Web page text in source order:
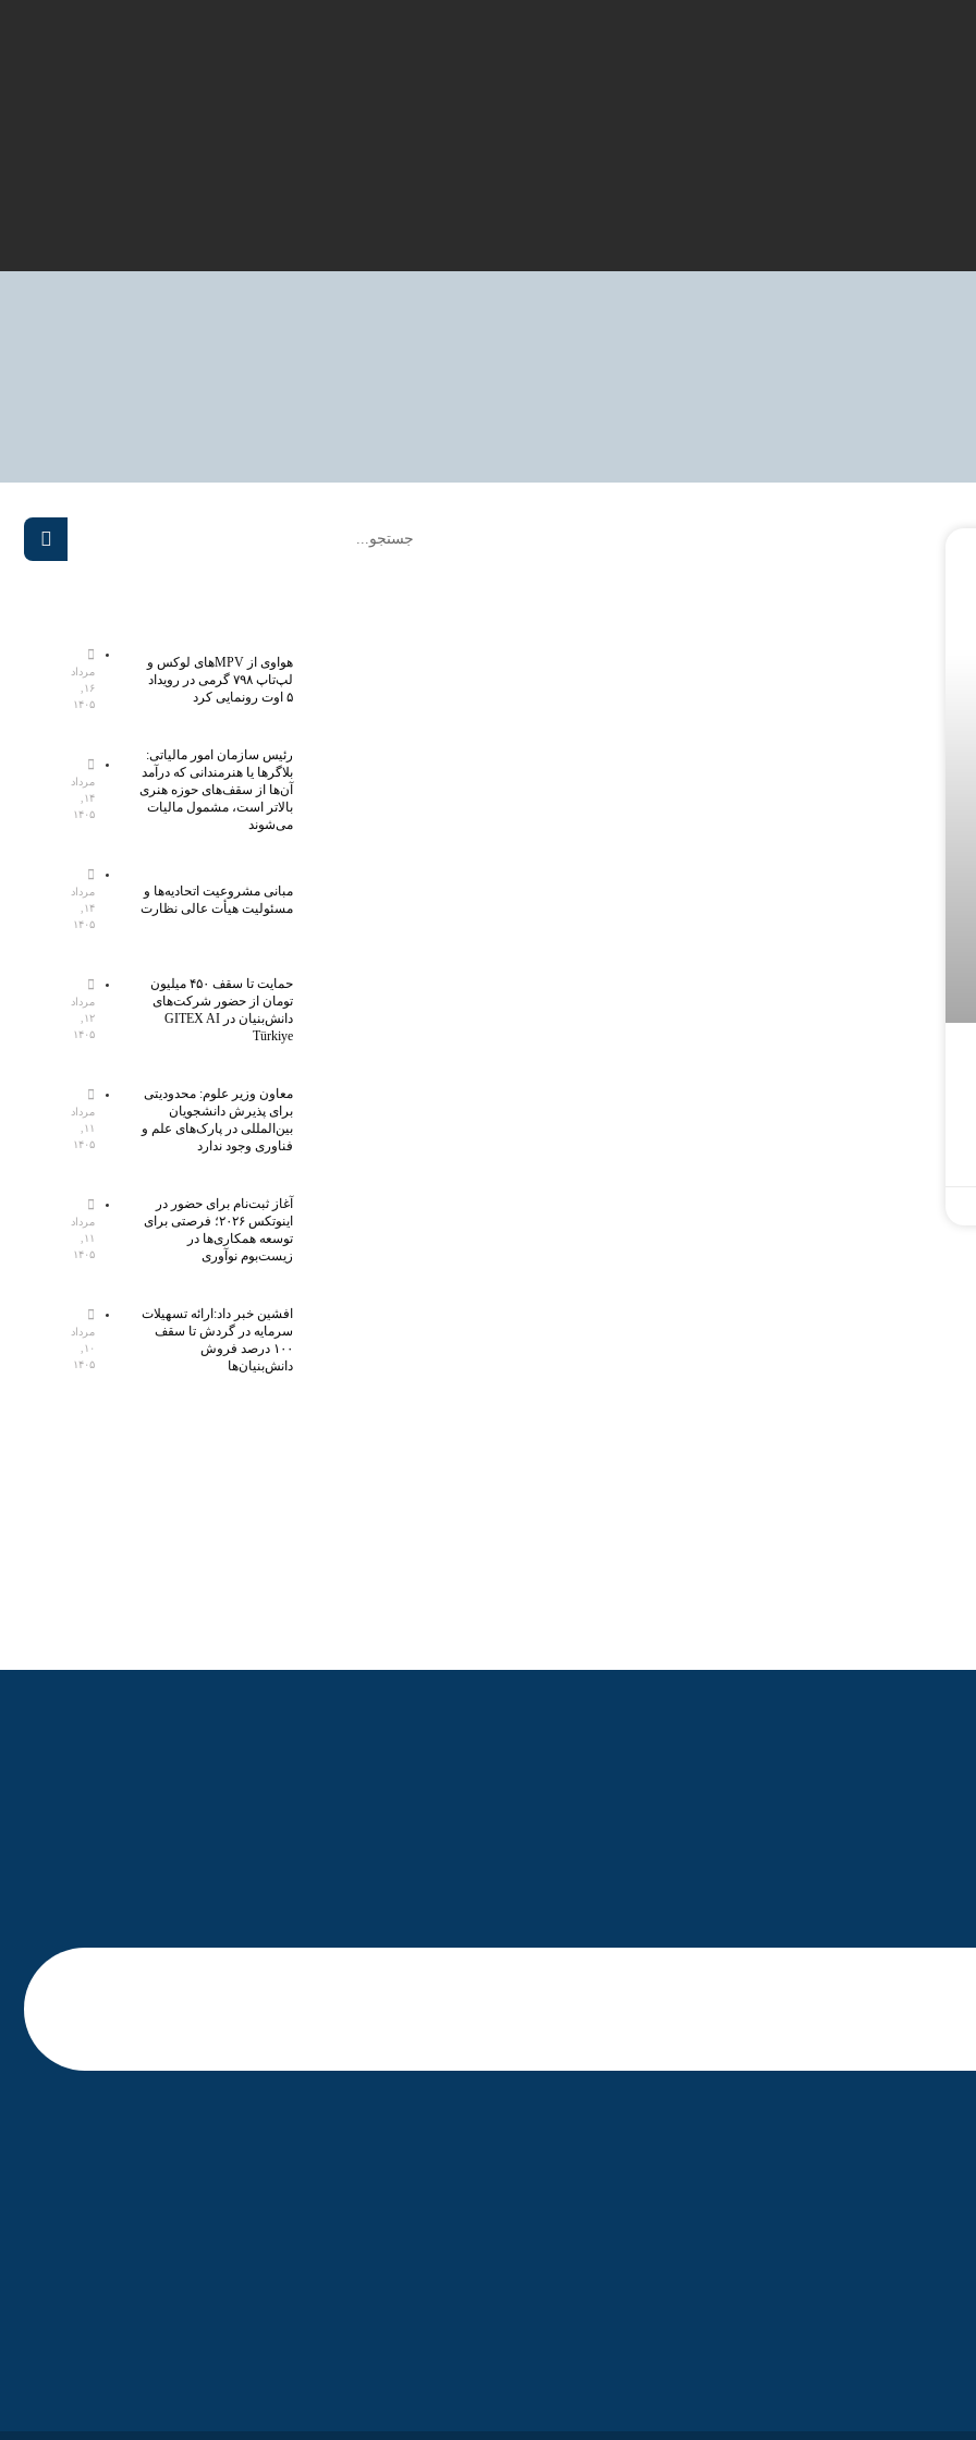
هواوی از MPVهای لوکس و
لپ‌تاپ ۷۹۸ گرمی در رویداد
۵ اوت رونمایی کرد
مرداد
۱۴۰۵
رئیس سازمان امور مالیاتی:
بلاگر‌ها یا هنرمندانی که درآمد
آن‌ها از سقف‌های حوزه هنری
بالاتر است، مشمول مالیات
می‌شوند
مرداد
۱۴۰۵
مبانی مشروعیت اتحادیه‌ها و
مسئولیت هیأت عالی نظارت
مرداد
۱۴۰۵
حمایت تا سقف ۴۵۰ میلیون
تومان از حضور شرکت‌های
دانش‌بنیان در GITEX AI
Türkiye
مرداد
۱۴۰۵
معاون وزیر علوم: محدودیتی
برای پذیرش دانشجویان
بین‌المللی در پارک‌های علم و
فناوری وجود ندارد
مرداد
۱۴۰۵
آغاز ثبت‌نام برای حضور در
اینوتکس ۲۰۲۶؛ فرصتی برای
توسعه همکاری‌ها در
زیست‌بوم نوآوری
مرداد
۱۴۰۵
افشین خبر داد:ارائه تسهیلات
سرمایه در گردش تا سقف
۱۰۰ درصد فروش
دانش‌بنیان‌ها
مرداد
۱۴۰۵